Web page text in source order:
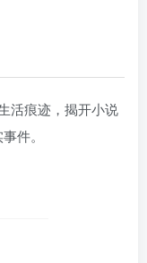
活痕迹，揭开小说
件。